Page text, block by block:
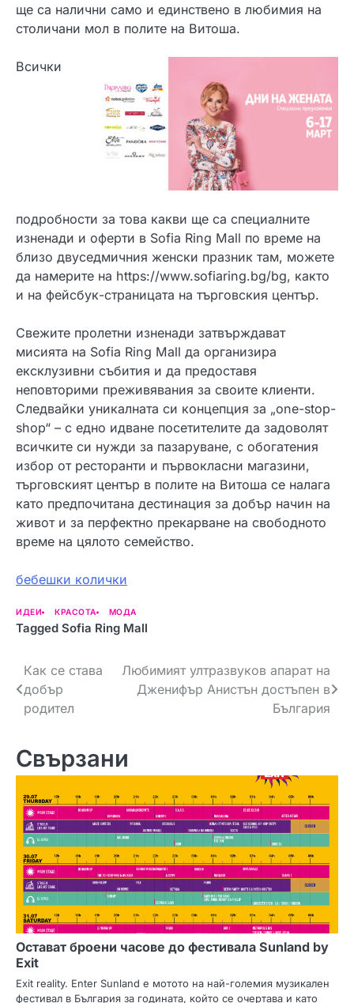
ще са налични само и единствено в любимия на
столичани мол в полите на Витоша.
Всички
подробности за това какви ще са специалните
изненади и оферти в Sofia Ring Mall по време на
близо двуседмичния женски празник там, можете
да намерите на https://www.sofiaring.bg/bg, както
и на фейсбук-страницата на търговския център.
Свежите пролетни изненади затвърждават
мисията на Sofia Ring Mall да организира
ексклузивни събития и да предоставя
неповторими преживявания за своите клиенти.
Следвайки уникалната си концепция за „one-stop-
shop“ – с едно идване посетителите да задоволят
всичките си нужди за пазаруване, с обогатения
избор от ресторанти и първокласни магазини,
търговският център в полите на Витоша се налага
като предпочитана дестинация за добър начин на
живот и за перфектно прекарване на свободното
време на цялото семейство.
бебешки колички
ИДЕИ КРАСОТА МОДА
Tagged Sofia Ring Mall
Н
а
и
а
ц
и
я
Как се става
добър
родител
Любимият ултразвуков апарат на
Дженифър Анистън достъпен в
България
Свързани
Остават броени часове до фестивала Sunland by
Exit
Exit reality. Enter Sunland е мотото на най-големия музикален
фестивал в България за годината, който се очертава и като